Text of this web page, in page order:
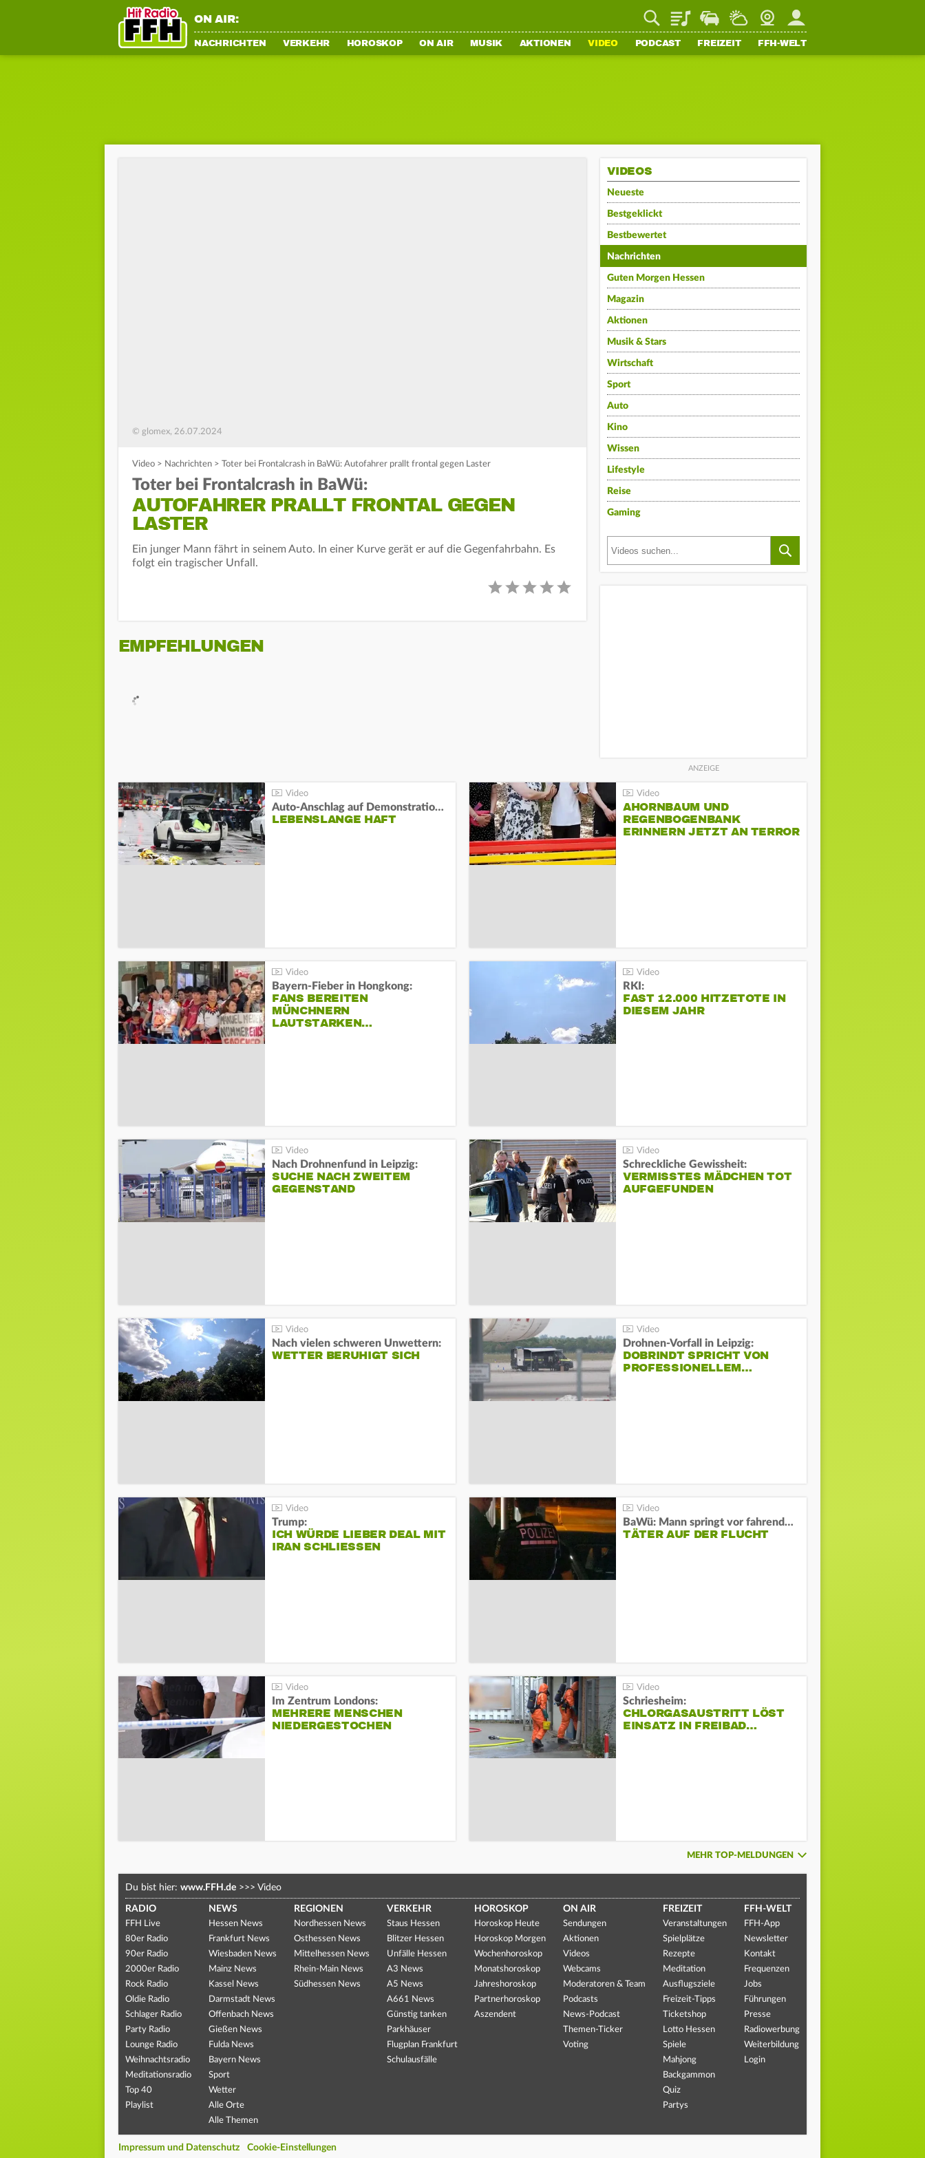
ON AIR: PlaylistStaupilotWetterWebcamMein FFH
NACHRICHTEN VERKEHR HOROSKOP ON AIR MUSIK AKTIONEN VIDEO PODCAST FREIZEIT FFH-WELT
© glomex, 26.07.2024
Video > Nachrichten > Toter bei Frontalcrash in BaWü: Autofahrer prallt frontal gegen Laster
Toter bei Frontalcrash in BaWü:
AUTOFAHRER PRALLT FRONTAL GEGEN
LASTER
Ein junger Mann fährt in seinem Auto. In einer Kurve gerät er auf die Gegenfahrbahn. Es
folgt ein tragischer Unfall.
EMPFEHLUNGEN
VIDEOS
Neueste
Bestgeklickt
Bestbewertet
Nachrichten
Guten Morgen Hessen
Magazin
Aktionen
Musik & Stars
Wirtschaft
Sport
Auto
Kino
Wissen
Lifestyle
Reise
Gaming
Auto-Anschlag auf Demonstration in München:
LEBENSLANGE HAFT
AHORNBAUM UND
REGENBOGENBANK
ERINNERN JETZT AN TERROR
Bayern-Fieber in Hongkong:
FANS BEREITEN
MÜNCHNERN
LAUTSTARKEN…
RKI:
FAST 12.000 HITZETOTE IN
DIESEM JAHR
Nach Drohnenfund in Leipzig:
SUCHE NACH ZWEITEM
GEGENSTAND
Schreckliche Gewissheit:
VERMISSTES MÄDCHEN TOT
AUFGEFUNDEN
Nach vielen schweren Unwettern:
WETTER BERUHIGT SICH
Drohnen-Vorfall in Leipzig:
DOBRINDT SPRICHT VON
PROFESSIONELLEM…
Trump:
ICH WÜRDE LIEBER DEAL MIT
IRAN SCHLIESSEN
BaWü: Mann springt vor fahrendes Auto und schießt
TÄTER AUF DER FLUCHT
Im Zentrum Londons:
MEHRERE MENSCHEN
NIEDERGESTOCHEN
Schriesheim:
CHLORGASAUSTRITT LÖST
EINSATZ IN FREIBAD…
MEHR TOP-MELDUNGEN
Du bist hier: www.FFH.de >>> Video
RADIO
FFH Live
80er Radio
90er Radio
2000er Radio
Rock Radio
Oldie Radio
Schlager Radio
Party Radio
Lounge Radio
Weihnachtsradio
Meditationsradio
Top 40
Playlist
NEWS
Hessen News
Frankfurt News
Wiesbaden News
Mainz News
Kassel News
Darmstadt News
Offenbach News
Gießen News
Fulda News
Bayern News
Sport
Wetter
Alle Orte
Alle Themen
REGIONEN
Nordhessen News
Osthessen News
Mittelhessen News
Rhein-Main News
Südhessen News
VERKEHR
Staus Hessen
Blitzer Hessen
Unfälle Hessen
A3 News
A5 News
A661 News
Günstig tanken
Parkhäuser
Flugplan Frankfurt
Schulausfälle
HOROSKOP
Horoskop Heute
Horoskop Morgen
Wochenhoroskop
Monatshoroskop
Jahreshoroskop
Partnerhoroskop
Aszendent
ON AIR
Sendungen
Aktionen
Videos
Webcams
Moderatoren & Team
Podcasts
News-Podcast
Themen-Ticker
Voting
FREIZEIT
Veranstaltungen
Spielplätze
Rezepte
Meditation
Ausflugsziele
Freizeit-Tipps
Ticketshop
Lotto Hessen
Spiele
Mahjong
Backgammon
Quiz
Partys
FFH-WELT
FFH-App
Newsletter
Kontakt
Frequenzen
Jobs
Führungen
Presse
Radiowerbung
Weiterbildung
Login
Impressum und Datenschutz Cookie-Einstellungen